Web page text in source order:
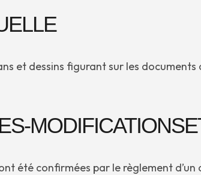
et dessins figurant sur les
été confirmées par le règlement